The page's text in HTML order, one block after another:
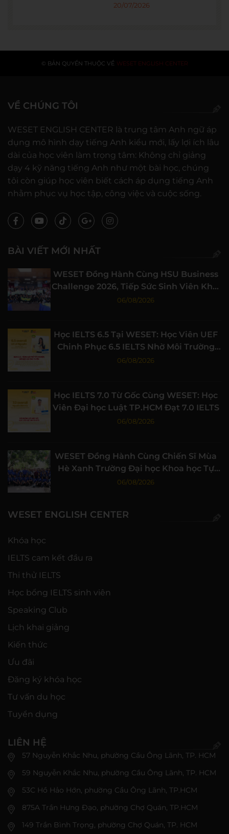
20/07/2026
© BẢN QUYỀN THUỘC VỀ WESET ENGLISH CENTER
VỀ CHÚNG TÔI
WESET ENGLISH CENTER là trung tâm Anh ngữ áp
dụng mô hình dạy tiếng Anh kiểu mới, lấy lợi ích lâu
dài của học viên làm trọng tâm: Không chỉ giảng
dạy 4 kỹ năng tiếng Anh như một bài học, chúng
tôi còn giúp học viên biết cách áp dụng tiếng Anh
nhằm phục vụ học tập, công việc và cuộc sống.
BÀI VIẾT MỚI NHẤT
WESET Đồng Hành Cùng HSU Business
Challenge 2026, Tiếp Sức Sinh Viên Khởi
Nghiệp
06/08/2026
Học IELTS 6.5 Tại WESET: Học Viên UEF
Chinh Phục 6.5 IELTS Nhờ Môi Trường
Học Tập Chất Lượng
06/08/2026
Học IELTS 7.0 Từ Gốc Cùng WESET: Học
Viên Đại học Luật TP.HCM Đạt 7.0 IELTS
06/08/2026
WESET Đồng Hành Cùng Chiến Sĩ Mùa
Hè Xanh Trường Đại học Khoa học Tự
nhiên, ĐHQG-HCM
06/08/2026
WESET ENGLISH CENTER
Khóa học
IELTS cam kết đầu ra
Thi thử IELTS
Học bổng IELTS sinh viên
Speaking Club
Lịch khai giảng
Kiến thức
Ưu đãi
Đăng ký khóa học
Tư vấn du học
Tuyển dụng
LIÊN HỆ
57 Nguyễn Khắc Nhu, phường Cầu Ông Lãnh, TP. HCM
59 Nguyễn Khắc Nhu, phường Cầu Ông Lãnh, TP. HCM
53C Hồ Hảo Hớn, phường Cầu Ông Lãnh, TP.HCM
875A Trần Hưng Đạo, phường Chợ Quán, TP.HCM
149 Trần Bình Trọng, phường Chợ Quán, TP. HCM